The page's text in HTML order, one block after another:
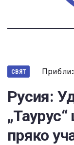
СВЯТ
Русия:
пряко